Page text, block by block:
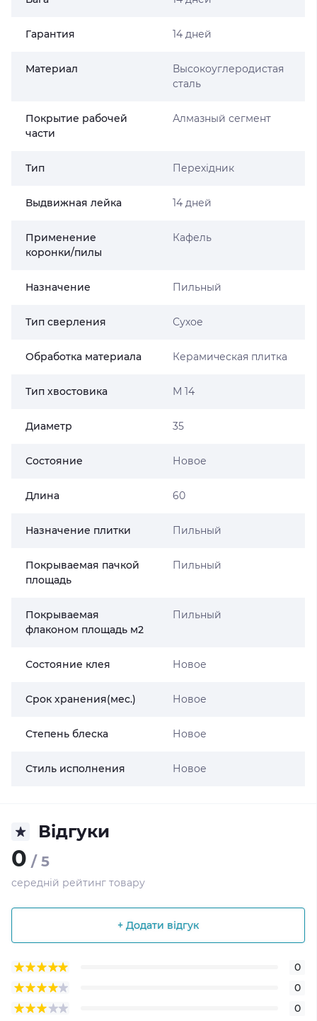
Гарантия 14 дней
Материал
Высокоуглеродистая
сталь
Покрытие рабочей
части
Алмазный сегмент
Тип Перехідник
Выдвижная лейка 14 дней
Применение
коронки/пилы
Кафель
Назначение Пильный
Тип сверления Сухое
Обработка материала Керамическая плитка
Тип хвостовика М 14
Диаметр 35
Состояние Новое
Длина 60
Назначение плитки Пильный
Покрываемая пачкой
площадь
Пильный
Покрываемая
флаконом площадь м2
Пильный
Состояние клея Новое
Срок хранения(мес.) Новое
Степень блеска Новое
Стиль исполнения Новое
Відгуки
0 / 5
середній рейтинг товару
+ Додати відгук
0
0
0